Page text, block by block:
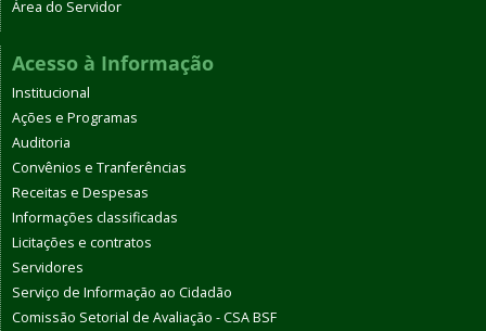
Área do Servidor
Acesso à Informação
Institucional
Ações e Programas
Auditoria
Convênios e Tranferências
Receitas e Despesas
Informações classificadas
Licitações e contratos
Servidores
Serviço de Informação ao Cidadão
Comissão Setorial de Avaliação - CSA BSF